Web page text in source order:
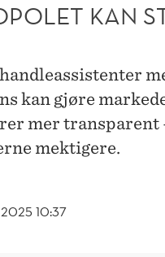
10:37
KAN
kan gjøre
mer transparent
mektigere.